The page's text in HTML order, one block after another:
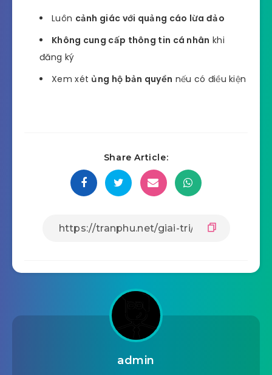
Luôn cảnh giác với quảng cáo lừa đảo
Không cung cấp thông tin cá nhân khi
đăng ký
Xem xét ủng hộ bản quyền nếu có điều kiện
Share Article:
admin